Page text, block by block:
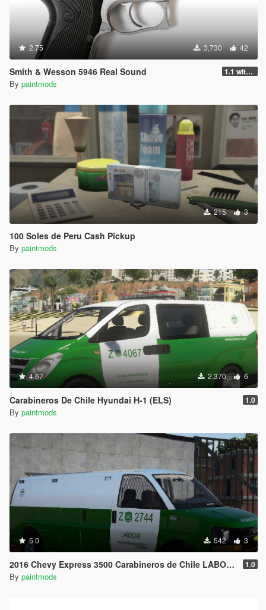
2.75 3,730 42
Smith & Wesson 5946 Real Sound 1.1 with AWC
By paintmods
215 3
100 Soles de Peru Cash Pickup
By paintmods
4.67 2,370 6
Carabineros De Chile Hyundai H-1 (ELS) 1.0
By paintmods
5.0 542 3
2016 Chevy Express 3500 Carabineros de Chile LABOCAR (Coroner/ADD-ON) 1.0
By paintmods